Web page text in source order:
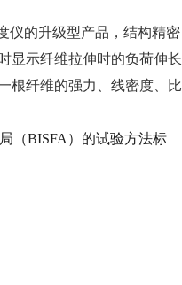
仪的升级型产品，结构精密
显示纤维拉伸时的负荷伸长
根纤维的强力、线密度、比
（BISFA） 的试验方法标